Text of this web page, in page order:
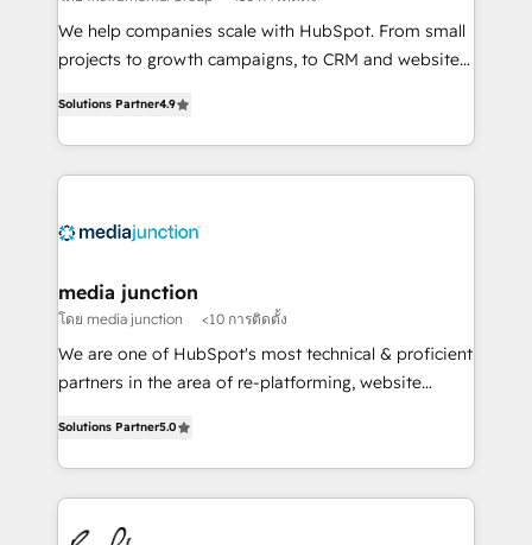
HubSpot Rising Star Why us? Harnessing the full
potential of the powerful HubSpot CRM. ✔️A team of
HubSpot experience ✔️Flexible pricing models —
Hourly-fee (assigned one Dedicated HubSpot
requirement). ✔️Helped over 25,000+ customers so
We help companies scale with HubSpot. From small
projects to growth campaigns, to CRM and websites.
HubSpot and willing to work hand-in-hand with your
team to simplify the complex and build a better
experience for your team and customers.
Solutions Partner4.9
media junction
โดย media junction <10 การติดตั้ง
We are one of HubSpot's most technical & proficient
partners in the area of re-platforming, website
implementations for mid-market & enterprise
companies. We are woman-owned, powered by
coffee, and we ❤️ dogs. We produce award-winning
work for our clients. 🏆2023 Technical Expertise
Solutions Partner5.0